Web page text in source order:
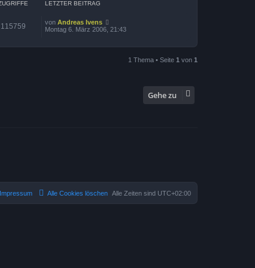
LETZTER BEITRAG
115759 von Andreas Ivens
Montag 6. März 2006, 21:43
1 Thema • Seite 1 von 1
Gehe zu
Alle Zeiten sind UTC+02:00
Alle Cookies löschen
Impressum